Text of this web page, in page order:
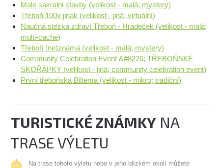
Male sakralni stavby (velikost - malá; mystery)
Třeboň 100x jinak (velikost - jiná; virtuální)
Naučná stezka zdraví Třeboň - Hradeček (velikost - malá;
multi-cache)
Třeboň (ne)známá (velikost - malá; mystery)
Community Celebration Event &#8226; TŘEBOŇSKÉ
SKOŘÁPKY (velikost - jiná; community celebration event)
První třeboňská Biltema (velikost - mikro; tradiční)
TURISTICKÉ ZNÁMKY NA
TRASE VÝLETU
Na trase tohoto výletu nebo v jeho blízkém okolí můžete